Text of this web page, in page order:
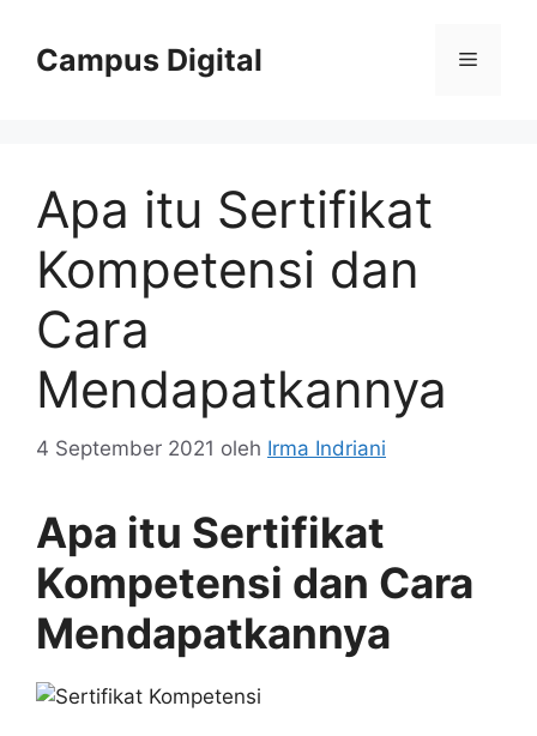
Campus Digital Menu
Apa itu Sertifikat
Kompetensi dan
Cara
Mendapatkannya
4 September 2021 oleh Irma Indriani
Apa itu Sertifikat
Kompetensi dan Cara
Mendapatkannya